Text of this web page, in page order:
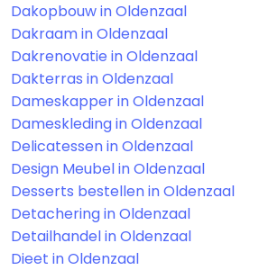
Dakopbouw in Oldenzaal
Dakraam in Oldenzaal
Dakrenovatie in Oldenzaal
Dakterras in Oldenzaal
Dameskapper in Oldenzaal
Dameskleding in Oldenzaal
Delicatessen in Oldenzaal
Design Meubel in Oldenzaal
Desserts bestellen in Oldenzaal
Detachering in Oldenzaal
Detailhandel in Oldenzaal
Dieet in Oldenzaal